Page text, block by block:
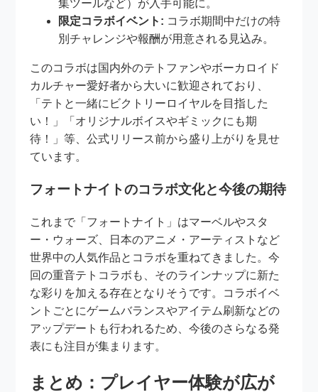
集ツールなど）が入手可能に。
限定コラボイベント: コラボ期間中だけの特
別チャレンジや報酬が用意される見込み。
このコラボは国内外のテトファンやボーカロイド
カルチャー愛好者から大いに歓迎されており、
「テトと一緒にビクトリーロイヤルを目指した
い！」「オリジナルボイスやギミックにも期
待！」等、公式リリース前から盛り上がりを見せ
ています。
フォートナイトのコラボ文化と今後の期待
これまで「フォートナイト」はマーベルやスタ
ー・ウォーズ、日本のアニメ・アーティストなど
世界中の人気作品とコラボを重ねてきました。今
回の重音テトコラボも、そのラインナップに新た
な彩りを加える存在となりそうです。コラボイベ
ントごとにゲームバランスやアイテム刷新などの
アップデートも行われるため、今後のさらなる発
表にも注目が集まります。
まとめ：プレイヤー体験が広が